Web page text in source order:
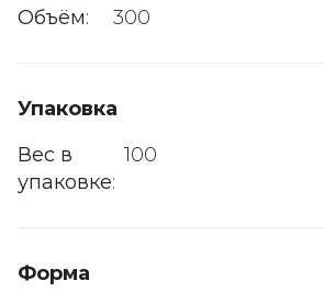
Объём: 300
Упаковка
Вес в
упаковке:
100
Форма